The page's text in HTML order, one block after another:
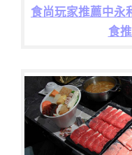
食尚玩家推薦中永
食